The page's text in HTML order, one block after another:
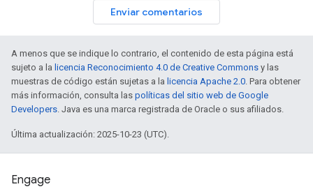
Enviar comentarios
A menos que se indique lo contrario, el contenido de esta página está
sujeto a la licencia Reconocimiento 4.0 de Creative Commons y las
muestras de código están sujetas a la licencia Apache 2.0. Para obtener
más información, consulta las políticas del sitio web de Google
Developers. Java es una marca registrada de Oracle o sus afiliados.
Última actualización: 2025-10-23 (UTC).
Engage